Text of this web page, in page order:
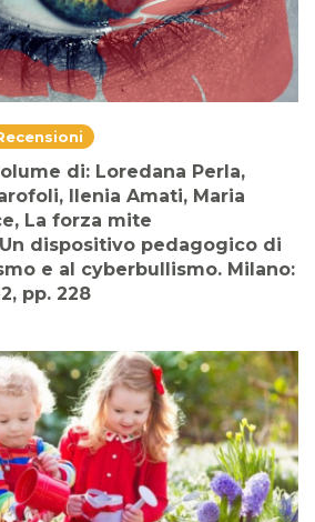
di: Loredana Perla,
Ilenia Amati, Maria
La forza mite
dispositivo pedagogico di
e al cyberbullismo. Milano:
pp. 228